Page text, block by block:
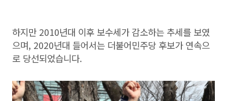
하지만 2010년대 이후 보수세가 감소하는 추세를 보였
으며, 2020년대 들어서는 더불어민주당 후보가 연속으
로 당선되었습니다.